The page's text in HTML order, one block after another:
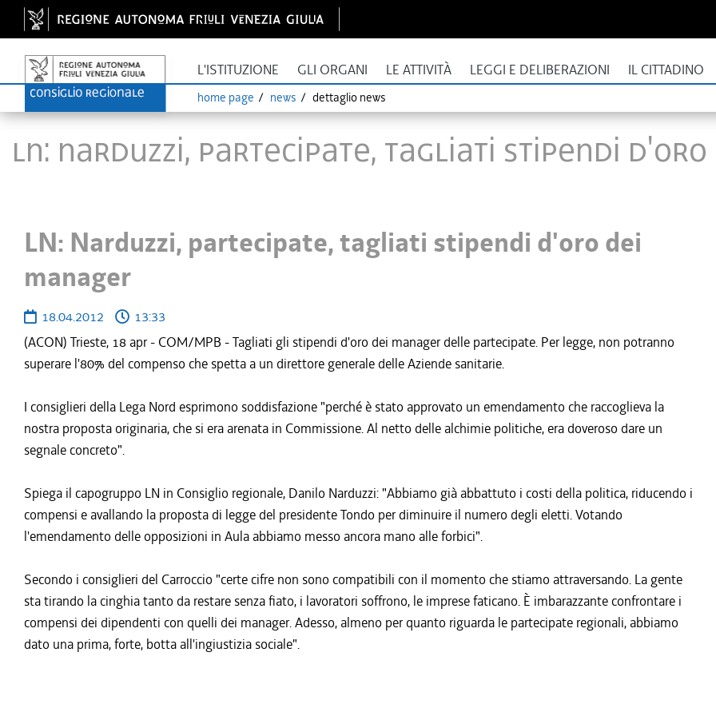
L'ISTITUZIONE GLI ORGANI LE ATTIVITÀ LEGGI E DELIBERAZIONI IL CITTADINO
home page news dettaglio news
LN: Narduzzi, partecipate, tagliati stipendi
LN: Narduzzi, partecipate, tagliati stipendi d'oro dei
manager
18.04.2012
13:33
(ACON) Trieste, 18 apr - COM/MPB - Tagliati gli stipendi d'oro dei manager delle partecipate. Per legge, non potranno
superare l'80% del compenso che spetta a un direttore generale delle Aziende sanitarie.
I consiglieri della Lega Nord esprimono soddisfazione "perché è stato approvato un emendamento che raccoglieva la
nostra proposta originaria, che si era arenata in Commissione. Al netto delle alchimie politiche, era doveroso dare un
segnale concreto".
Spiega il capogruppo LN in Consiglio regionale, Danilo Narduzzi: "Abbiamo già abbattuto i costi della politica, riducendo i
compensi e avallando la proposta di legge del presidente Tondo per diminuire il numero degli eletti. Votando
l'emendamento delle opposizioni in Aula abbiamo messo ancora mano alle forbici".
Secondo i consiglieri del Carroccio "certe cifre non sono compatibili con il momento che stiamo attraversando. La gente
sta tirando la cinghia tanto da restare senza fiato, i lavoratori soffrono, le imprese faticano. È imbarazzante confrontare i
compensi dei dipendenti con quelli dei manager. Adesso, almeno per quanto riguarda le partecipate regionali, abbiamo
dato una prima, forte, botta all'ingiustizia sociale".